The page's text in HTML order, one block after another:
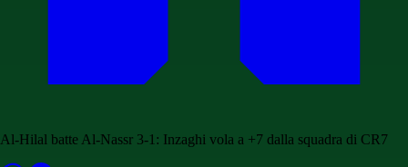
Al-Hilal batte Al-Nassr 3-1: Inzaghi vola a +7 dalla squadra di CR7